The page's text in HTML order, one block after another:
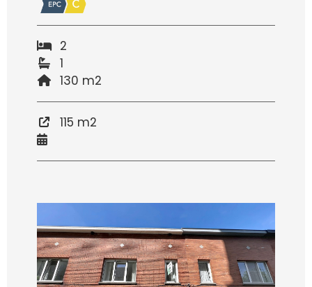
2
1
130 m2
115 m2